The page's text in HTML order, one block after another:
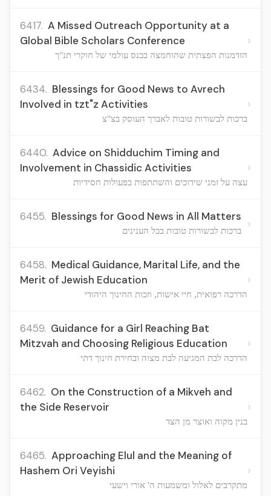
6417. A Missed Outreach Opportunity at a
Global Bible Scholars Conference
הזדמנות הפצתית שהוחמצה בכנס עולמי של חוקרי תנ"ך
›
6434. Blessings for Good News to Avrech
Involved in tzt"z Activities
ברכות לבשורות טובות לאברך העוסק בצ"צ
›
6440. Advice on Shidduchim Timing and
Involvement in Chassidic Activities
עצה על זמני שידוכים והשתתפות בפעולות חסידיות
›
6455. Blessings for Good News in All Matters
ברכות לבשורות טובות בכל הענינים ›
6458. Medical Guidance, Marital Life, and the
Merit of Jewish Education
הדרכה רפואית, חיי אישות, וזכות החינוך היהודי
›
6459. Guidance for a Girl Reaching Bat
Mitzvah and Choosing Religious Education
הדרכה לבת המגיעה לבת מצוה ובחירת חינוך דתי
›
6462. On the Construction of a Mikveh and
the Side Reservoir
בנין מקוה ואוצר מן הצד
›
6465. Approaching Elul and the Meaning of
Hashem Ori Veyishi
מתקרבים לאלול ומשמעות ה' אורי וישעי
›